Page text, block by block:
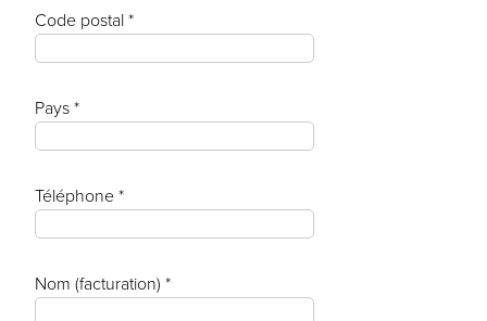
Code postal *
Pays *
Téléphone *
Nom (facturation) *